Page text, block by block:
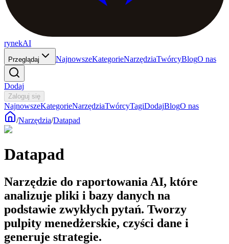
rynekAI
Przeglądaj NajnowszeKategorieNarzędziaTwórcyBlogO nas
Dodaj
Zaloguj się
NajnowszeKategorieNarzędziaTwórcyTagiDodajBlogO nas
/Narzędzia/Datapad
Datapad
Narzędzie do raportowania AI, które
analizuje pliki i bazy danych na
podstawie zwykłych pytań. Tworzy
pulpity menedżerskie, czyści dane i
generuje strategie.